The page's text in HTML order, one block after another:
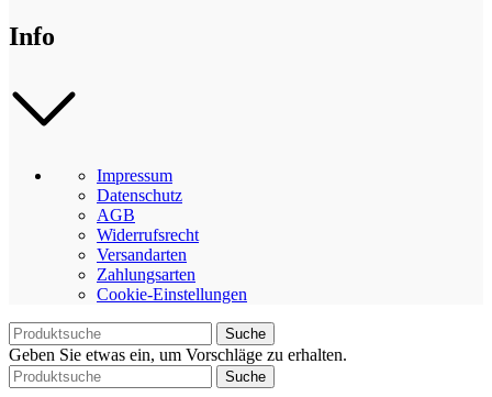
Info
Impressum
Datenschutz
AGB
Widerrufsrecht
Versandarten
Zahlungsarten
Cookie-Einstellungen
Suche
Geben Sie etwas ein, um Vorschläge zu erhalten.
Suche